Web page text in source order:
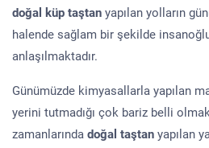
doğal küp taştan yapılan yolların
halende sağlam bir şekilde
anlaşılmaktadır.
Günümüzde kimyasallarla yapılan
yerini tutmadığı çok bariz belli
zamanlarında doğal taştan yapılan